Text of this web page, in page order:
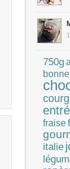
750g
fraise
italie